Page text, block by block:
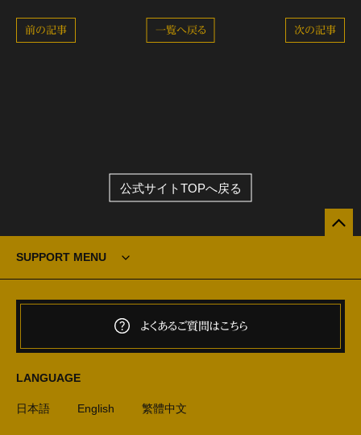
次の記事
一覧へ戻る
前の記事
公式サイトTOPへ戻る
SUPPORT MENU
よくあるご質問はこちら
LANGUAGE
日本語 English 繁體中文